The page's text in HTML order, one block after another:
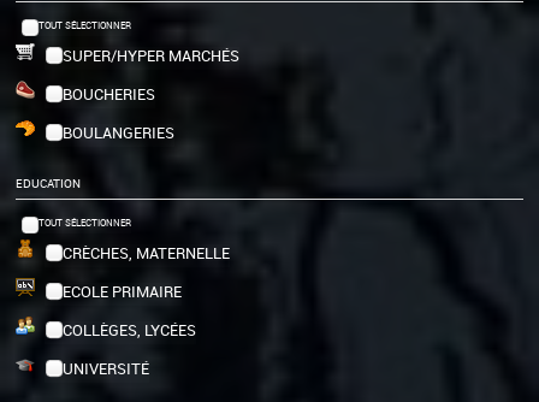
TOUT SÉLECTIONNER
SUPER/HYPER MARCHÉS
BOUCHERIES
BOULANGERIES
EDUCATION
TOUT SÉLECTIONNER
CRÈCHES, MATERNELLE
ECOLE PRIMAIRE
COLLÈGES, LYCÉES
UNIVERSITÉ